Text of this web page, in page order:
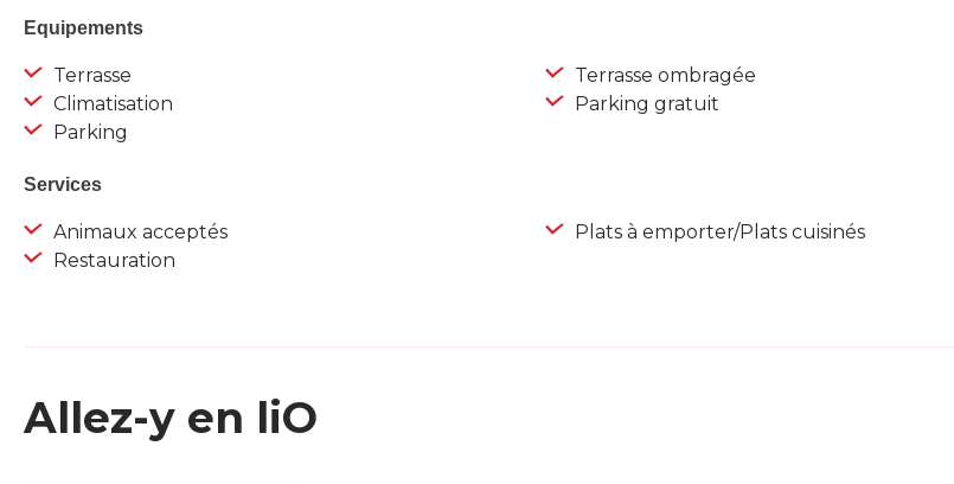
Equipements
Terrasse
Climatisation
Parking
Terrasse ombragée
Parking gratuit
Services
Animaux acceptés
Restauration
Plats à emporter/Plats cuisinés
Allez-y en liO